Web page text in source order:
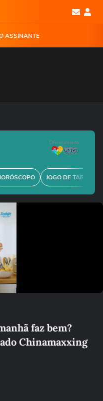
ASSINANTE
JOGO DE TARÔ
Oferecimento
o vídeo
faz bem?
Chinamaxxing